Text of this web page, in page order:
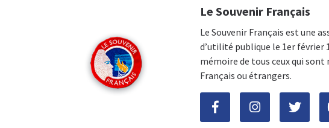
Le Souvenir Français
Le Souvenir Français est une
d’utilité publique le 1er février
mémoire de tous ceux qui
Français ou étrangers.